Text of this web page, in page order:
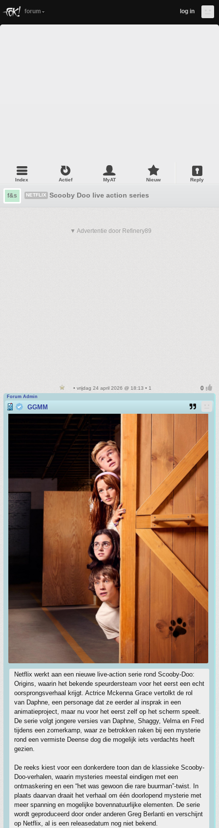
forum log in
Index Actief MyAT Nieuw Reply
f&s NETFLIX Scooby Doo live action series
▼ Advertentie door Refinery89
• vrijdag 24 april 2026 @ 18:13 • 1
Forum Admin
GGMM
Netflix werkt aan een nieuwe live-action serie rond Scooby-Doo:
Origins, waarin het bekende speurdersteam voor het eerst een echt
oorsprongsverhaal krijgt. Actrice Mckenna Grace vertolkt de rol
van Daphne, een personage dat ze eerder al insprak in een
animatieproject, maar nu voor het eerst zelf op het scherm speelt.
De serie volgt jongere versies van Daphne, Shaggy, Velma en Fred
tijdens een zomerkamp, waar ze betrokken raken bij een mysterie
rond een vermiste Deense dog die mogelijk iets verdachts heeft
gezien.
De reeks kiest voor een donkerdere toon dan de klassieke Scooby-
Doo-verhalen, waarin mysteries meestal eindigen met een
ontmaskering en een “het was gewoon die rare buurman”-twist. In
plaats daarvan draait het verhaal om één doorlopend mysterie met
meer spanning en mogelijke bovennatuurlijke elementen. De serie
wordt geproduceerd door onder anderen Greg Berlanti en verschijnt
op Netflix, al is een releasedatum nog niet bekend.